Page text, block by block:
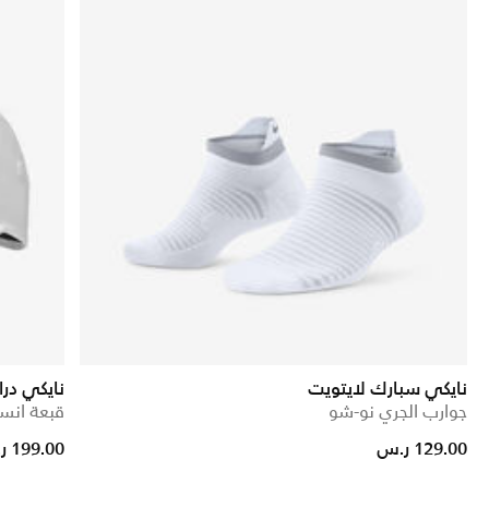
نايكي سبارك لايتويت
جوارب الجري نو-شو
129.00 ر.س
نايكي
قبعة
199.00 ر.س